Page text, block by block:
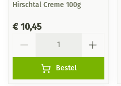
Hirschtal Creme 100g
€ 10,45
Bestel